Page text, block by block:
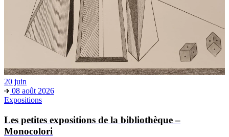
20 juin
08 août 2026
Expositions
Les petites expositions de la bibliothèque –
Monocolori